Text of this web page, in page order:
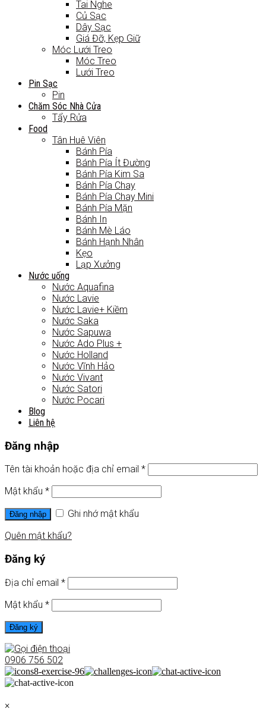
Tai Nghe
Củ Sạc
Dây Sạc
Giá Đỡ, Kẹp Giữ
Móc Lưới Treo
Móc Treo
Lưới Treo
Pin Sạc
Pin
Chăm Sóc Nhà Cửa
Tẩy Rửa
Food
Tân Huê Viên
Bánh Pía
Bánh Pía Ít Đường
Bánh Pía Kim Sa
Bánh Pía Chay
Bánh Pía Chay Mini
Bánh Pía Mặn
Bánh In
Bánh Mè Láo
Bánh Hạnh Nhân
Kẹo
Lạp Xưởng
Nước uống
Nước Aquafina
Nước Lavie
Nước Lavie+ Kiềm
Nước Saka
Nước Sapuwa
Nước Ado Plus +
Nước Holland
Nước Vĩnh Hảo
Nước Vivant
Nước Satori
Nước Pocari
Blog
Liên hệ
Đăng nhập
Tên tài khoản hoặc địa chỉ email *
Mật khẩu *
Đăng nhập
Ghi nhớ mật khẩu
Quên mật khẩu?
Đăng ký
Địa chỉ email *
Mật khẩu *
Đăng ký
0906 756 502
×